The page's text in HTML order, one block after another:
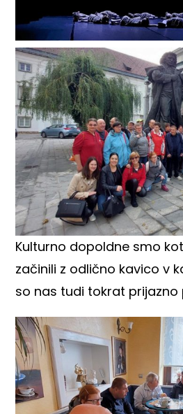
Kulturno dopoldne smo
začinili z odlično kavico v
so nas tudi tokrat prijazno